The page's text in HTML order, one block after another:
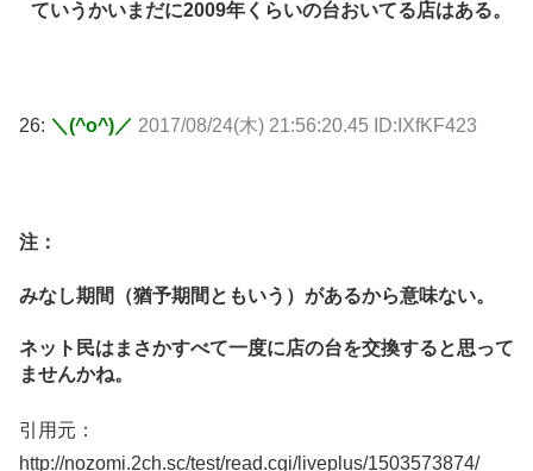
ていうかいまだに2009年くらいの台おいてる店はある。
26: ＼(^o^)／ 2017/08/24(木) 21:56:20.45 ID:IXfKF423
注：
みなし期間（猶予期間ともいう）があるから意味ない。
ネット民はまさかすべて一度に店の台を交換すると思って
ませんかね。
引用元：
http://nozomi.2ch.sc/test/read.cgi/liveplus/1503573874/